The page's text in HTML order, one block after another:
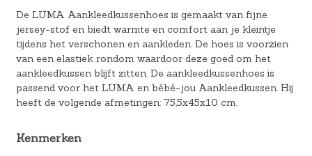
De LUMA Aankleedkussenhoes is gemaakt van fijne
jersey-stof en biedt warmte en comfort aan je kleintje
tijdens het verschonen en aankleden. De hoes is voorzien
van een elastiek rondom waardoor deze goed om het
aankleedkussen blijft zitten. De aankleedkussenhoes is
passend voor het LUMA en bébé-jou Aankleedkussen. Hij
heeft de volgende afmetingen: 75,5x45x10 cm.
Kenmerken